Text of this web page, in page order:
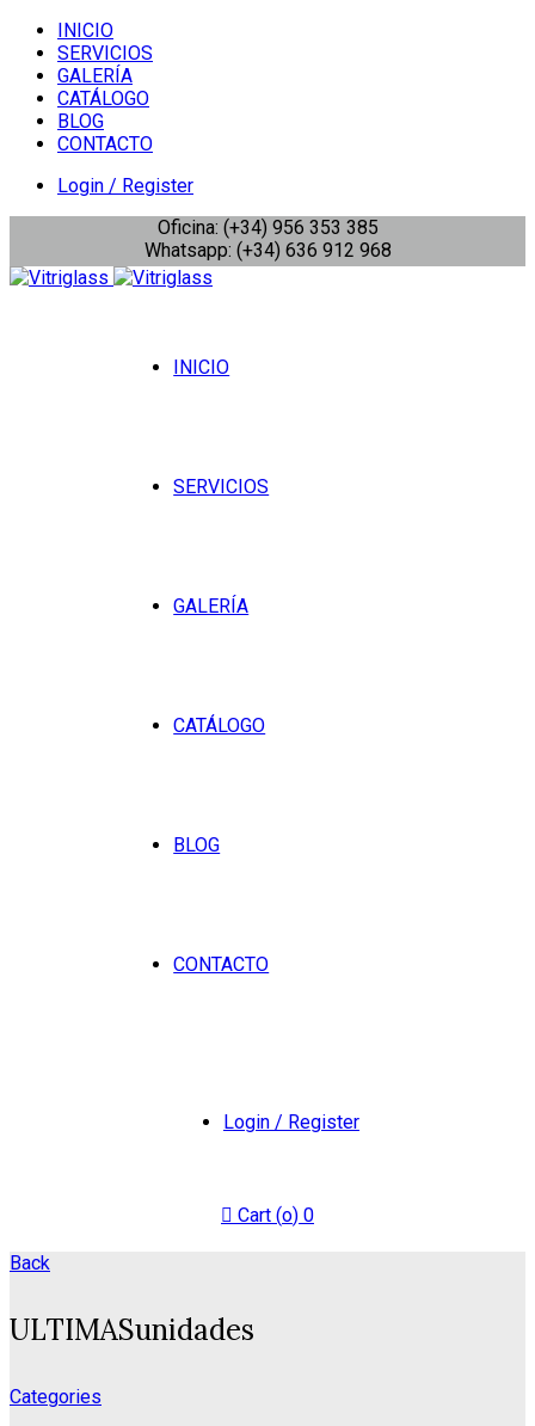
INICIO
SERVICIOS
GALERÍA
CATÁLOGO
BLOG
CONTACTO
Login / Register
Oficina: (+34) 956 353 385
Whatsapp: (+34) 636 912 968
INICIO
SERVICIOS
GALERÍA
CATÁLOGO
BLOG
CONTACTO
Login / Register
Cart (o) 0
Back
ULTIMASunidades
Categories